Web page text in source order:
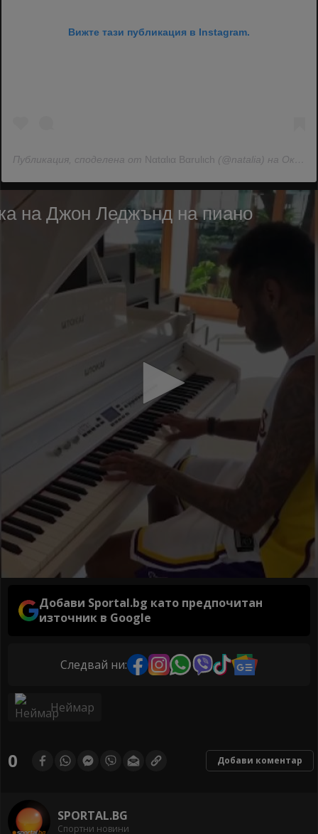
Вижте тази публикация в Instagram.
Публикация, споделена от Ναtαlια Bαrulιch (@natalia) на Окт 25, 2020 в 10:35 PDT
Добави Sportal.bg като предпочитан
източник в Google
Следвай ни:
Неймар
0 Добави коментар
SPORTAL.BG
Спортни новини